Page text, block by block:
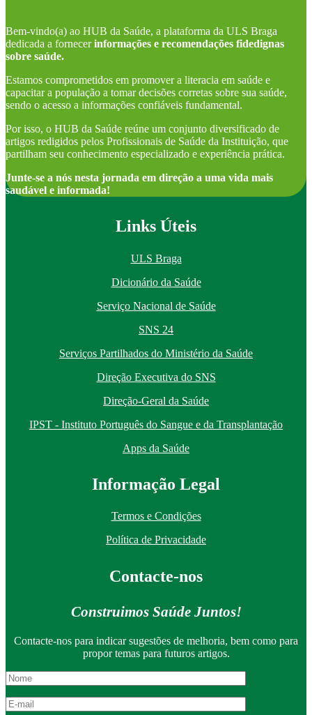
Bem-vindo(a) ao HUB da Saúde, a plataforma da ULS Braga
dedicada a fornecerinformações e recomendações fidedignas
sobre saúde.
Estamos comprometidos em promover a literacia em saúde e
capacitar a população a tomar decisões corretas sobre sua saúde,
sendo o acesso a informações confiáveis fundamental.
Por isso, o HUB da Saúde reúne um conjunto diversificado de
artigos redigidos pelos Profissionais de Saúde da Instituição, que
partilham seu conhecimento especializado e experiência prática.
Junte-se a nós nesta jornada em direção a uma vida mais
saudável e informada!
Links Úteis
ULS Braga
Dicionário da Saúde
Serviço Nacional de Saúde
SNS 24
Serviços Partilhados do Ministério da Saúde
Direção Executiva do SNS
Direção-Geral da Saúde
IPST - Instituto Português do Sangue e da Transplantação
Apps da Saúde
Informação Legal
Termos e Condições
Política de Privacidade
Contacte-nos
Construimos Saúde Juntos!
Contacte-nos para indicar sugestões de melhoria, bem como para
propor temas para futuros artigos.